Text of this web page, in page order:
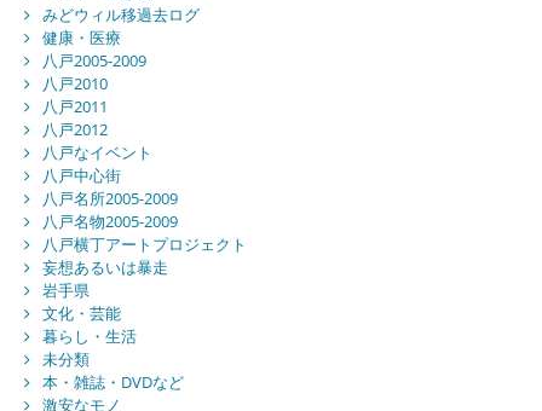
みどウィル移過去ログ
健康・医療
八戸2005-2009
八戸2010
八戸2011
八戸2012
八戸なイベント
八戸中心街
八戸名所2005-2009
八戸名物2005-2009
八戸横丁アートプロジェクト
妄想あるいは暴走
岩手県
文化・芸能
暮らし・生活
未分類
本・雑誌・DVDなど
激安なモノ